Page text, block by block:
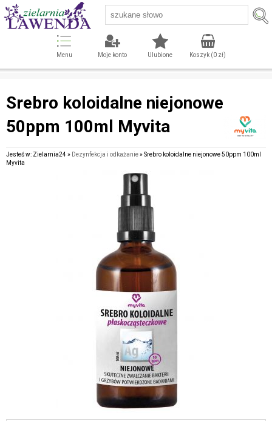
Menu Moje konto Ulubione Koszyk (0zł)
Srebro koloidalne niejonowe
50ppm 100ml Myvita
Jesteś w: Zielarnia24 » Dezynfekcja i odkażanie» Srebro koloidalne niejonowe 50ppm 100ml
Myvita